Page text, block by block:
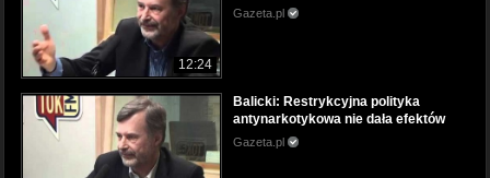
12:24
Gazeta.pl
Balicki: Restrykcyjna polityka
antynarkotykowa nie dała efektów
Gazeta.pl